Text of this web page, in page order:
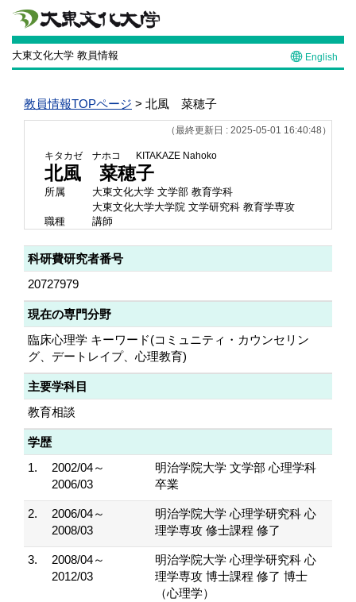
大東文化大学 教員情報 English
教員情報TOPページ > 北風 菜穂子
（最終更新日 : 2025-05-01 16:40:48）
キタカゼ ナホコ KITAKAZE Nahoko
北風 菜穂子
所属
大東文化大学 文学部 教育学科
大東文化大学大学院 文学研究科 教育学専攻
職種
講師
科研費研究者番号
20727979
現在の専門分野
臨床心理学 キーワード(コミュニティ・カウンセリン
グ、デートレイプ、心理教育)
主要学科目
教育相談
学歴
1.
2002/04～
2006/03
明治学院大学 文学部 心理学科
卒業
2.
2006/04～
2008/03
明治学院大学 心理学研究科 心
理学専攻 修士課程 修了
3.
2008/04～
2012/03
明治学院大学 心理学研究科 心
理学専攻 博士課程 修了 博士
（心理学）